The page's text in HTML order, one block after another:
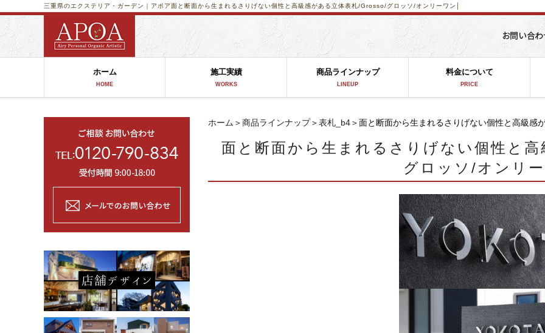
面と断面から生まれるさりげない個性と高級感がある立体表札/Grosso/グロッソ/オンリーワン│
三重県のエクステリア・ガーデン｜アポア
ホーム
HOME
施工実績
WORKS
商品ラインナップ
LINEUP
料金について
PRICE
ホーム ＞商品ラインナップ＞表札_b4＞面と断面から生まれるさりげない個性と高級感
面と断面から生まれるさりげない個性と
グロッソ/オンリ